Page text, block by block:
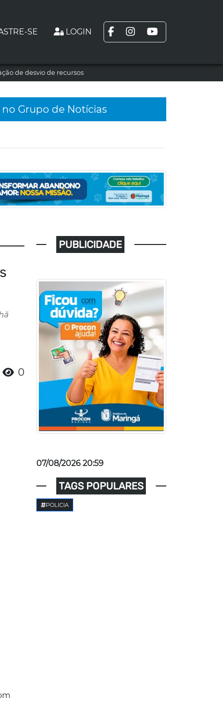
SE LOGIN
de desvio de recursos
Grupo de Notícias
0
PUBLICIDADE
07/08/2026 20:59
TAGS POPULARES
POLICIA